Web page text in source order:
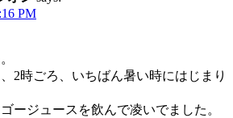
PM
2時ごろ、いちばん暑い時にはじまり
ージュースを飲んで凌いでました。